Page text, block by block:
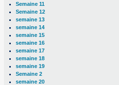
Semaine 11
Semaine 12
semaine 13
semaine 14
semaine 15
semaine 16
semaine 17
semaine 18
semaine 19
Semaine 2
semaine 20